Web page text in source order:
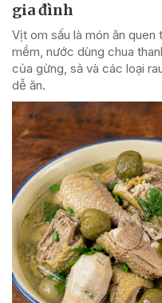
gia đình
Vịt om sấu là món ăn
mềm, nước dùng chua
của gừng, sả và các loại
dễ ăn.